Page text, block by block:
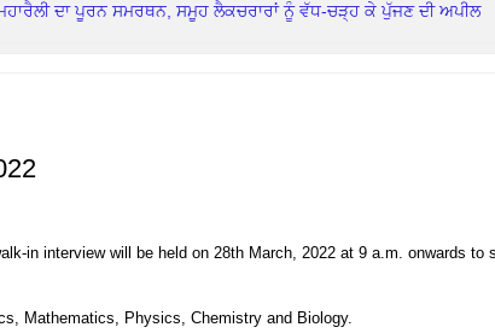
ਦਾ ਪੂਰਨ ਸਮਰਥਨ, ਸਮੂਹ ਲੈਕਚਰਾਰਾਂ ਨੂੰ ਵੱਧ-ਚੜ੍ਹ ਕੇ ਪੁੱਜਣ ਦੀ ਅਪੀਲ
in interview will be held on 28th March, 2022 at 9 a.m. onwards
Mathematics, Physics, Chemistry and Biology.